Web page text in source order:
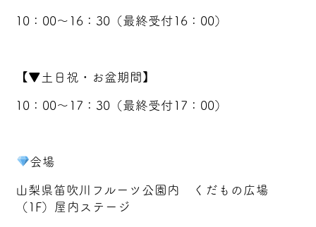
10：00～16：30（最終受付16：00）
【▼土日祝・お盆期間】
10：00～17：30（最終受付17：00）
会場
山梨県笛吹川フルーツ公園内 くだもの広場
（1F）屋内ステージ